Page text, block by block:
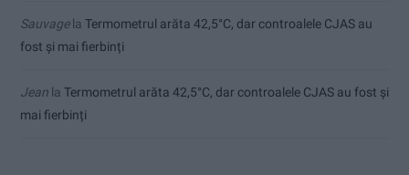
Sauvagela Termometrul arăta 42,5°C, dar controalele CJAS au
fost și mai fierbinți
Jean la Termometrul arăta 42,5°C, dar controalele CJAS au fost și
mai fierbinți